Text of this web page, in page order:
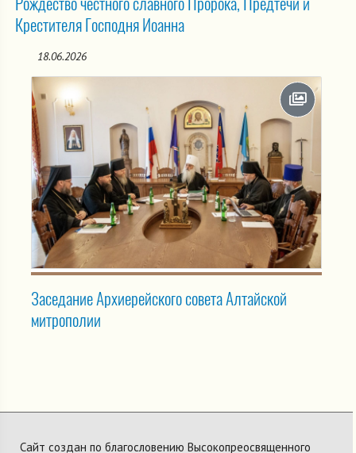
Крестителя Господня Иоанна
18.06.2026
Заседание Архиерейского совета Алтайской
митрополии
Сайт создан по благословению Высокопреосвященного